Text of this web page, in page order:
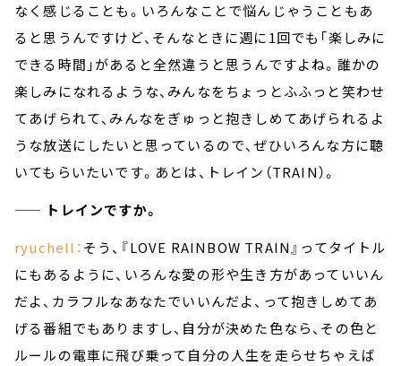
なく感じることも。いろんなことで悩んじゃうこともあ
ると思うんですけど、そんなときに週に1回でも「楽しみに
できる時間」があると全然違うと思うんですよね。誰かの
楽しみになれるような、みんなをちょっとふふっと笑わせ
てあげられて、みんなをぎゅっと抱きしめてあげられるよ
うな放送にしたいと思っているので、ぜひいろんな方に聴
いてもらいたいです。あとは、トレイン（TRAIN）。
—— トレインですか。
ryuchell：そう、『LOVE RAINBOW TRAIN』ってタイトル
にもあるように、いろんな愛の形や生き方があっていいん
だよ、カラフルなあなたでいいんだよ、って抱きしめてあ
げる番組でもありますし、自分が決めた色なら、その色と
ルールの電車に飛び乗って自分の人生を走らせちゃえば